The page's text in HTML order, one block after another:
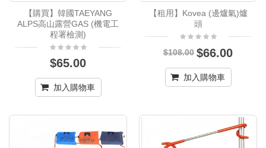
【購買】韓國TAEYANG
ALPS高山露營GAS (機電工
程署檢測)
$65.00
加入購物車
【租用】Kovea (邊爐氣)爐
頭
$108.00 $66.00
加入購物車